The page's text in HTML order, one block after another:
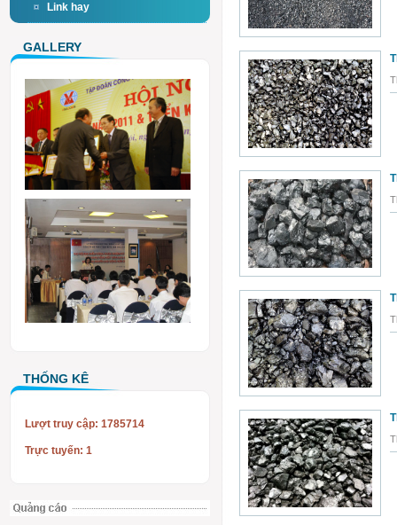
Link hay
GALLERY
THỐNG KÊ
Lượt truy cập: 1785714
Trực tuyến: 1